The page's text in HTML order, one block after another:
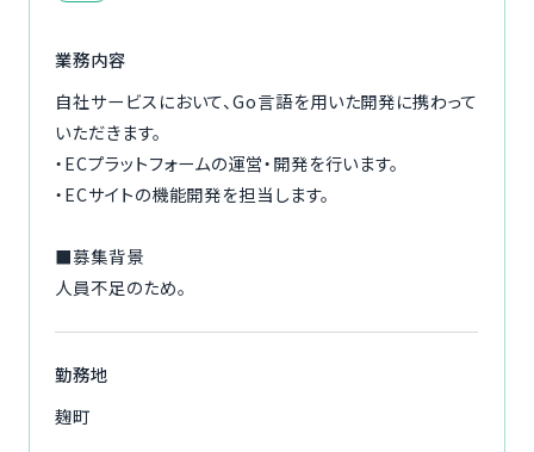
コーディネーター紹介
イベント/マガジン
法人の方
今すぐ無料で登録
業務内容
自社サービスにおいて、Go言語を用いた開発に携わって
いただきます。
・ECプラットフォームの運営・開発を行います。
・ECサイトの機能開発を担当します。
■募集背景
人員不足のため。
勤務地
麹町